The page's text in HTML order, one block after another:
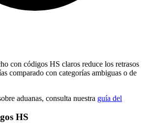
con códigos HS claros reduce los retrasos
comparado con categorías ambiguas o de
aduanas, consulta nuestra guía del
HS